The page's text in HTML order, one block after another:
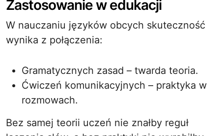
Zastosowanie w edukacji
W nauczaniu języków obcych skuteczność
wynika z połączenia:
Gramatycznych zasad – twarda teoria.
Ćwiczeń komunikacyjnych – praktyka w
rozmowach.
Bez samej teorii uczeń nie znałby reguł